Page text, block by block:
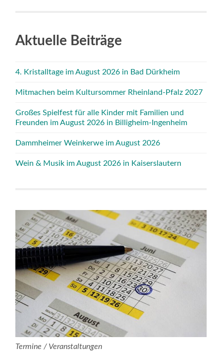
Aktuelle Beiträge
4. Kristalltage im August 2026 in Bad Dürkheim
Mitmachen beim Kultursommer Rheinland-Pfalz 2027
Großes Spielfest für alle Kinder mit Familien und
Freunden im August 2026 in Billigheim-Ingenheim
Dammheimer Weinkerwe im August 2026
Wein & Musik im August 2026 in Kaiserslautern
Termine / Veranstaltungen